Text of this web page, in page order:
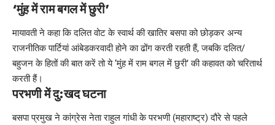
‘मुंह में राम बगल में छुरी’
मायावती ने कहा कि दलित वोट के स्वार्थ की खातिर बसपा को छोड़कर अन्य
राजनीतिक पार्टियां आंबेडकरवादी होने का ढोंग करती रहती हैं, जबकि दलित/
बहुजन के हितों की बात करें तो ये ‘मुंह में राम बगल में छुरी’ की कहावत को चरितार्थ
करती हैं।
परभणी में दु:खद घटना
बसपा प्रमुख ने कांग्रेस नेता राहुल गांधी के परभणी (महाराष्ट्र) दौरे से पहले